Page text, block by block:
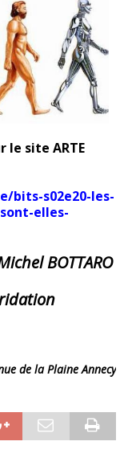
site ARTE
s02e20-les-
elles-
BOTTARO
de la Plaine Annecy